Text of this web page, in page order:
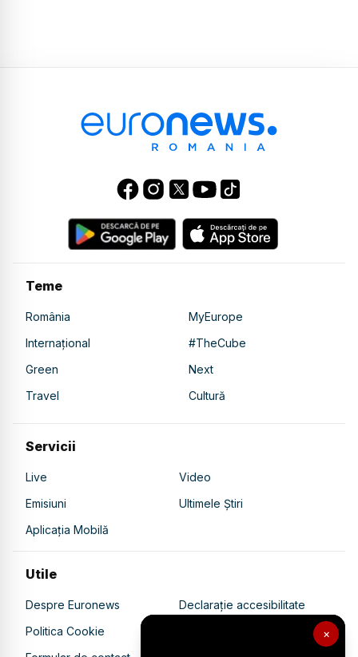
×
Teme
România
MyEurope
Internațional
#TheCube
Green
Next
Travel
Cultură
Servicii
Live
Video
Emisiuni
Ultimele Știri
Aplicația Mobilă
Utile
Despre Euronews
Declarație accesibilitate
Politica Cookie
Politica de confidențialitate